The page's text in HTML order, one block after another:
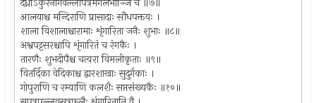
आलयाश्च मन्दिराणि प्रासादाः सौधपक्तयः ।
शाला विशालाश्चारामाः शृंगारिता जनैः शुभाः ॥८॥
अश्वपट्टसरश्चापि शृंगारितं च रंगकैः ।
तारणैः शुभदीपैश्च चत्वरा विमलीकृताः ॥९॥
वितर्दिका वेदिकाश्च द्वारशाखाः सुदुर्गकाः ।
गोपुराणि च रम्याणि कलशैः सप्तसंख्यकैः ॥१०॥